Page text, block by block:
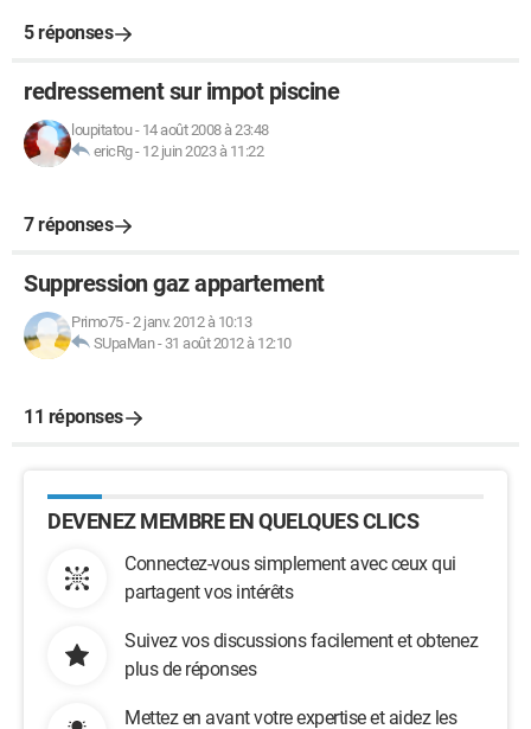
5 réponses
redressement sur impot piscine
loupitatou- 14 août 2008 à 23:48
ericRg- 12 juin 2023 à 11:22
7 réponses
Suppression gaz appartement
Primo75-2 janv. 2012 à 10:13
SUpaMan- 31 août 2012 à 12:10
11 réponses
DEVENEZ MEMBRE EN QUELQUES CLICS
Connectez-vous simplement avec ceux qui
partagent vos intérêts
Suivez vos discussions facilement et obtenez
plus de réponses
Mettez en avant votre expertise et aidez les